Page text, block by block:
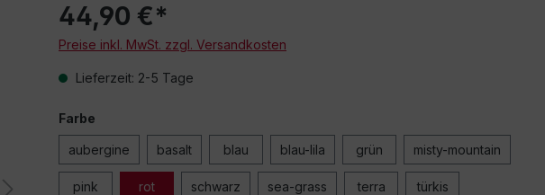
44,90 €*
Preise inkl. MwSt. zzgl. Versandkosten
Lieferzeit: 2-5 Tage
Farbe
aubergine basalt blau blau-lila grün misty-mountain
pink rot schwarz sea-grass terra türkis